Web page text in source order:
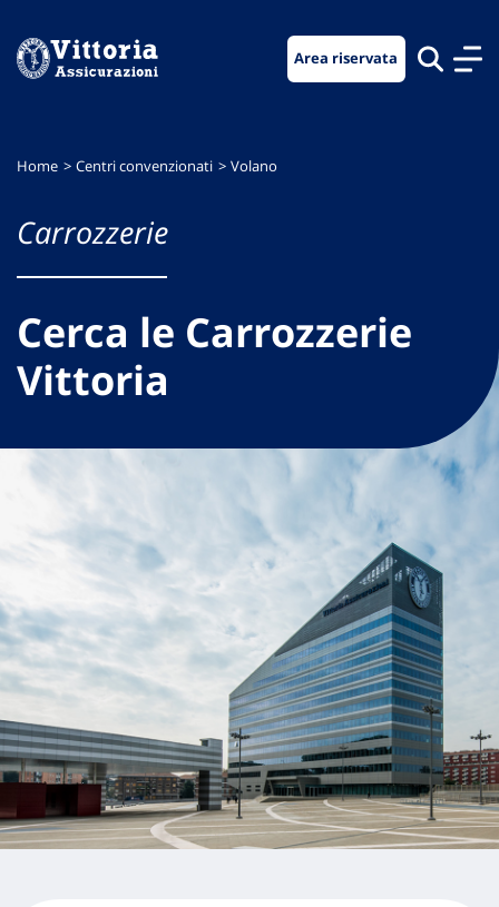
menu
contenuto
footer
Area riservata
Home Centri convenzionati Volano
Carrozzerie
Cerca le Carrozzerie
Vittoria